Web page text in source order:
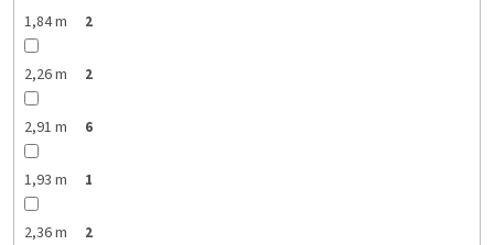
1,84 m 2
2,26 m 2
2,91 m 6
1,93 m 1
2,36 m 2